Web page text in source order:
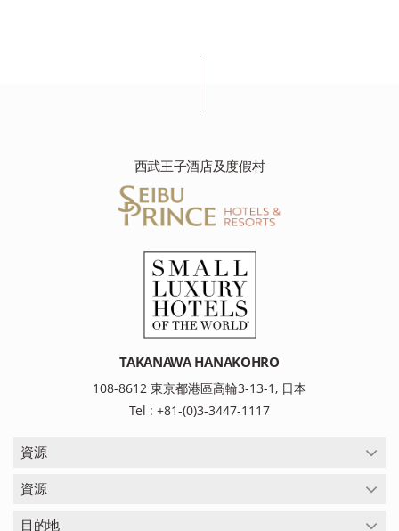
西武王子酒店及度假村
TAKANAWA HANAKOHRO
108-8612 東京都港區高輪3-13-1, 日本
Tel : +81-(0)3-3447-1117
資源
資源
目的地